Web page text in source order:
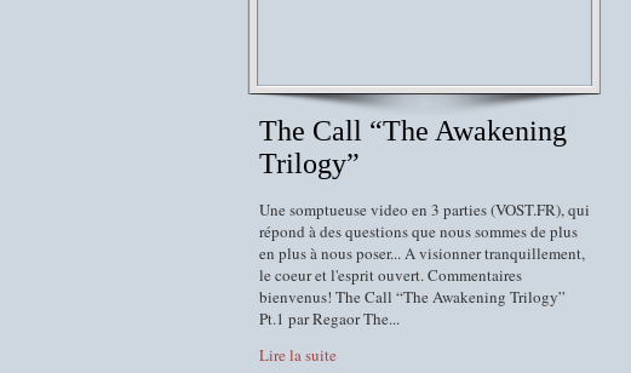
The Call “The Awakening
Trilogy”
Une somptueuse video en 3 parties (VOST.FR), qui
répond à des questions que nous sommes de plus
en plus à nous poser... A visionner tranquillement,
le coeur et l'esprit ouvert. Commentaires
bienvenus! The Call “The Awakening Trilogy”
Pt.1 par Regaor The...
Lire la suite